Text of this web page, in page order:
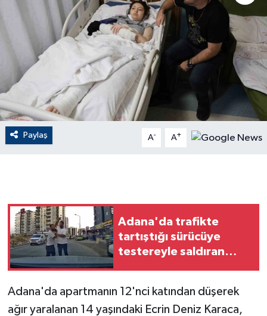
Paylaş A- A+
Adana'da trafikte
tartıştığı sürücüye
testereyle saldıran
Adana'da apartmanın 12'nci katından düşerek
ağır yaralanan 14 yaşındaki Ecrin Deniz Karaca,
English News
Finans
Flaş Haber
Gayrimenkul
GENEL
Güvenlik
HABERDE İNSAN
İNSAN
İş Dünyası